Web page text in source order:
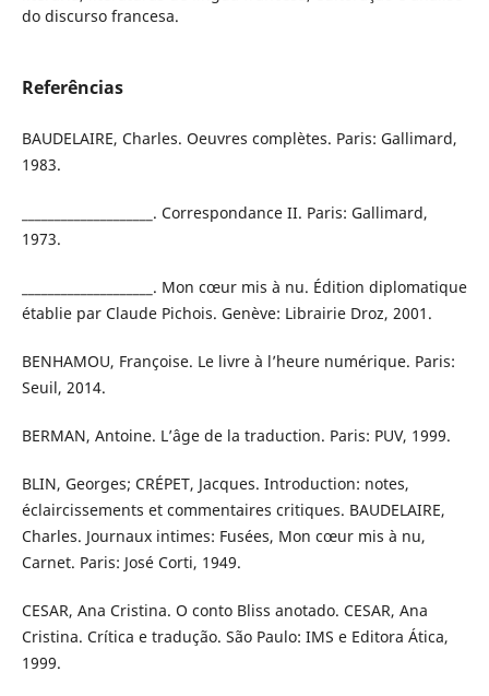
do discurso francesa.
Referências
BAUDELAIRE, Charles. Oeuvres complètes. Paris: Gallimard,
1983.
____________________. Correspondance II. Paris: Gallimard,
1973.
____________________. Mon cœur mis à nu. Édition diplomatique
établie par Claude Pichois. Genève: Librairie Droz, 2001.
BENHAMOU, Françoise. Le livre à l’heure numérique. Paris:
Seuil, 2014.
BERMAN, Antoine. L’âge de la traduction. Paris: PUV, 1999.
BLIN, Georges; CRÉPET, Jacques. Introduction: notes,
éclaircissements et commentaires critiques. BAUDELAIRE,
Charles. Journaux intimes: Fusées, Mon cœur mis à nu,
Carnet. Paris: José Corti, 1949.
CESAR, Ana Cristina. O conto Bliss anotado. CESAR, Ana
Cristina. Crítica e tradução. São Paulo: IMS e Editora Ática,
1999.